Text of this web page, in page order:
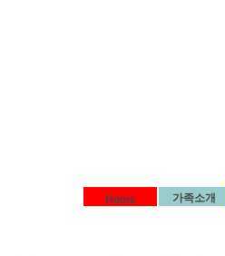
Home 가족소개